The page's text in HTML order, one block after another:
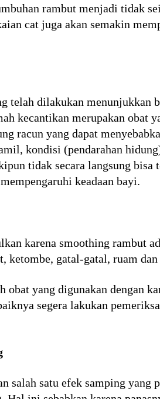
rambut menjadi tidak
cat juga akan semakin
telah dilakukan menunjukkan
kecantikan merupakan obat
racun yang dapat
kondisi (pendarahan
tidak secara langsung
keadaan bayi.
karena smoothing rambut
gatal-gatal, ruam
yang digunakan dengan
segera lakukan
salah satu efek samping